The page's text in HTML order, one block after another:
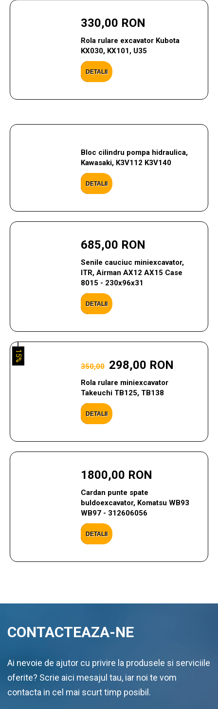
330,00 RON
Rola rulare excavator Kubota
KX030, KX101, U35
DETALII
Bloc cilindru pompa hidraulica,
Kawasaki, K3V112 K3V140
DETALII
685,00 RON
Senile cauciuc miniexcavator,
ITR, Airman AX12 AX15 Case
8015 - 230x96x31
DETALII
350,00 298,00 RON
Rola rulare miniexcavator
Takeuchi TB125, TB138
DETALII
15%
1800,00 RON
Cardan punte spate
buldoexcavator, Komatsu WB93
WB97 - 312606056
DETALII
CONTACTEAZA-NE
Ai nevoie de ajutor cu privire la produsele si serviciile
oferite? Scrie aici mesajul tau, iar noi te vom
contacta in cel mai scurt timp posibil.